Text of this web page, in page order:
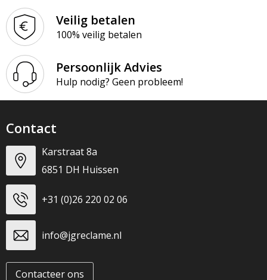
Veilig betalen
100% veilig betalen
Persoonlijk Advies
Hulp nodig? Geen probleem!
Contact
Karstraat 8a
6851 DH Huissen
+31 (0)26 220 02 06
info@jgreclame.nl
Contacteer ons